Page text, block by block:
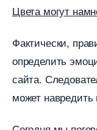
Цвета могут
Фактически,
определить
сайта.
может